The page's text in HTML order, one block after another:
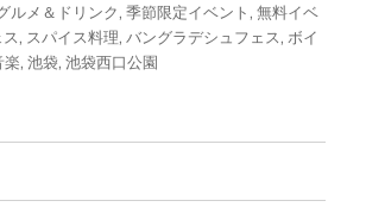
ルメ＆ドリンク,季節限定イベント ,無料イベ
, スパイス料理, バングラデシュフェス, ボイ
楽,池袋,池袋西口公園